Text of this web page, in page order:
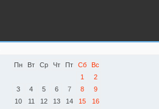
Пн Вт Ср Чт Пт Сб
Вс
1
2
3
4 5 6 7 8
9
10
11 12 13 14 15
16